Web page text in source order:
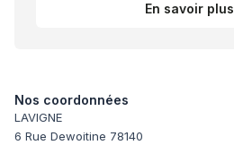
En savoir plus
Nos coordonnées
LAVIGNE
6 Rue Dewoitine 78140